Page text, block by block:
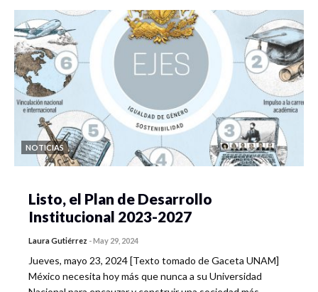
NOTICIAS
Listo, el Plan de Desarrollo
Institucional 2023-2027
Laura Gutiérrez -May 29, 2024
Jueves, mayo 23, 2024 [Texto tomado de Gaceta UNAM]
México necesita hoy más que nunca a su Universidad